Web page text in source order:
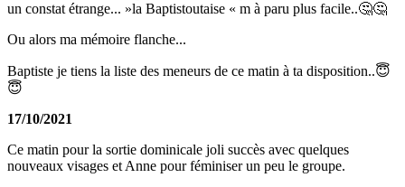
un constat étrange... »la Baptistoutaise « m à paru plus facile..🤔🤔
Ou alors ma mémoire flanche...
Baptiste je tiens la liste des meneurs de ce matin à ta disposition..😇
😇
17/10/2021
Ce matin pour la sortie dominicale joli succès avec quelques
nouveaux visages et Anne pour féminiser un peu le groupe.